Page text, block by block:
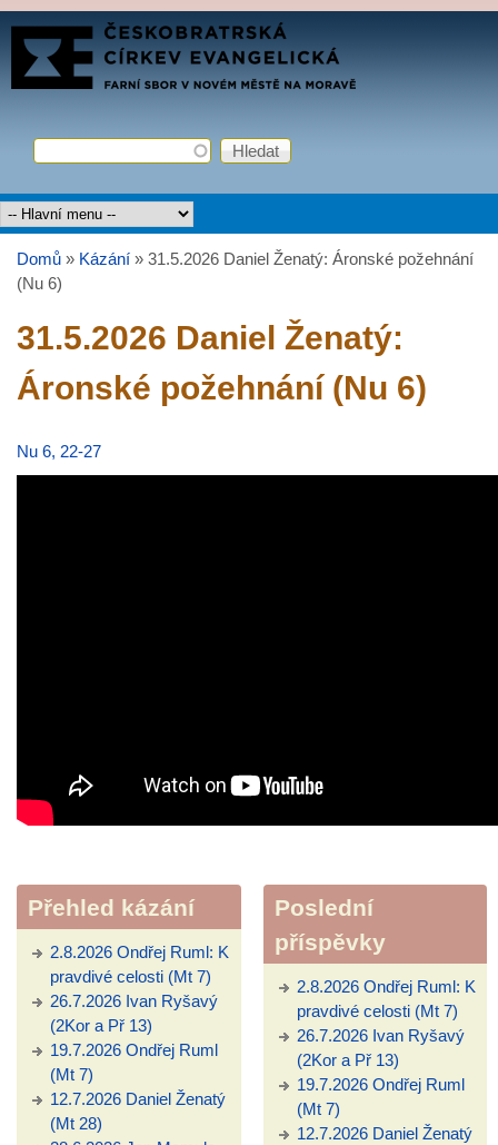
Přejít k hlavnímu obsahu
FARNÍ
SBOR
Vyhledávání
Hledat
Hlavní menu
Jste zde
Domů » Kázání » 31.5.2026 Daniel Ženatý: Áronské požehnání
(Nu 6)
31.5.2026 Daniel Ženatý:
Áronské požehnání (Nu 6)
Nu 6, 22-27
Přehled kázání
2.8.2026 Ondřej Ruml: K
pravdivé celosti (Mt 7)
26.7.2026 Ivan Ryšavý
(2Kor a Př 13)
19.7.2026 Ondřej Ruml
(Mt 7)
12.7.2026 Daniel Ženatý
(Mt 28)
Poslední
příspěvky
2.8.2026 Ondřej Ruml: K
pravdivé celosti (Mt 7)
26.7.2026 Ivan Ryšavý
(2Kor a Př 13)
19.7.2026 Ondřej Ruml
(Mt 7)
12.7.2026 Daniel Ženatý